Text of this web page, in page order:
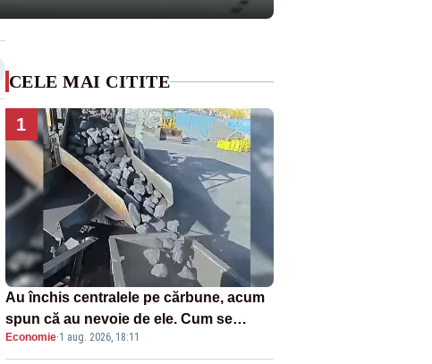
CELE MAI CITITE
1
Au închis centralele pe cărbune, acum
spun că au nevoie de ele. Cum se
pasează vina în plină criză energetică
Economie·1 aug. 2026, 18:11